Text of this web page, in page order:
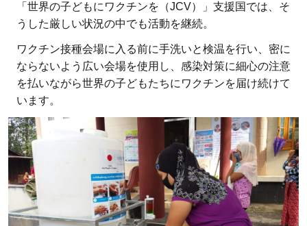
「世界の子どもにワクチンを（JCV）」支援国では、そ
うした厳しい状況の中でも活動を継続。
ワクチン接種会場に入る前に手洗いと検温を行い、密に
ならないよう広い会場を使用し、感染対策に細心の注意
を払いながら世界の子どもたちにワクチンを届け続けて
います。